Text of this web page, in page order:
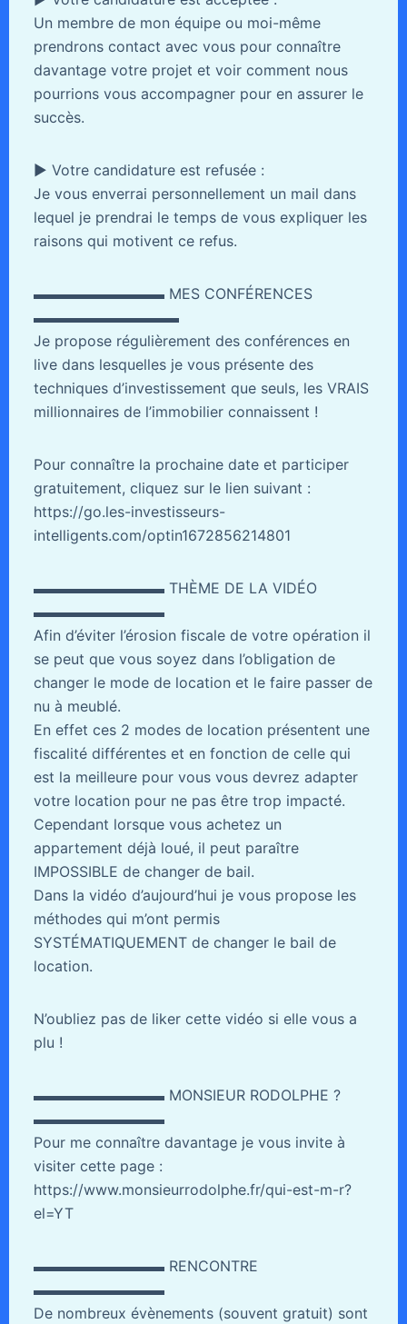
Un membre de mon équipe ou moi-même
prendrons contact avec vous pour connaître
davantage votre projet et voir comment nous
pourrions vous accompagner pour en assurer le
succès.
► Votre candidature est refusée :
Je vous enverrai personnellement un mail dans
lequel je prendrai le temps de vous expliquer les
raisons qui motivent ce refus.
▬▬▬▬▬▬▬▬▬ MES CONFÉRENCES
▬▬▬▬▬▬▬▬▬▬
Je propose régulièrement des conférences en
live dans lesquelles je vous présente des
techniques d’investissement que seuls, les VRAIS
millionnaires de l’immobilier connaissent !
Pour connaître la prochaine date et participer
gratuitement, cliquez sur le lien suivant :
https://go.les-investisseurs-
intelligents.com/optin1672856214801
▬▬▬▬▬▬▬▬▬ THÈME DE LA VIDÉO
▬▬▬▬▬▬▬▬▬
Afin d’éviter l’érosion fiscale de votre opération il
se peut que vous soyez dans l’obligation de
changer le mode de location et le faire passer de
nu à meublé.
En effet ces 2 modes de location présentent une
fiscalité différentes et en fonction de celle qui
est la meilleure pour vous vous devrez adapter
votre location pour ne pas être trop impacté.
Cependant lorsque vous achetez un
appartement déjà loué, il peut paraître
IMPOSSIBLE de changer de bail.
Dans la vidéo d’aujourd’hui je vous propose les
méthodes qui m’ont permis
SYSTÉMATIQUEMENT de changer le bail de
location.
N’oubliez pas de liker cette vidéo si elle vous a
plu !
▬▬▬▬▬▬▬▬▬ MONSIEUR RODOLPHE ?
▬▬▬▬▬▬▬▬▬
Pour me connaître davantage je vous invite à
visiter cette page :
https://www.monsieurrodolphe.fr/qui-est-m-r?
el=YT
▬▬▬▬▬▬▬▬▬ RENCONTRE
▬▬▬▬▬▬▬▬▬
De nombreux évènements (souvent gratuit) sont